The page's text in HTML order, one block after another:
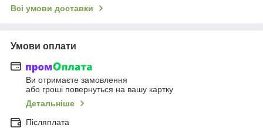
Всі умови доставки
Умови оплати
Ви отримаєте замовлення
або гроші повернуться на вашу картку
Детальніше
Післяплата